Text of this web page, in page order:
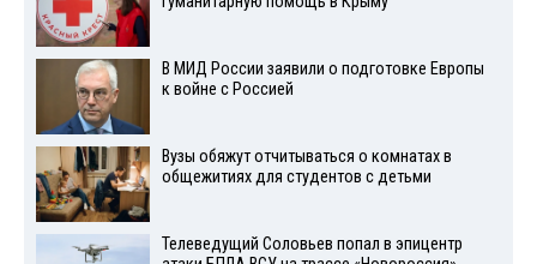
В МИД России заявили о подготовке Европы
к войне с Россией
Вузы обяжут отчитываться о комнатах в
общежитиях для студентов с детьми
Телеведущий Соловьев попал в эпицентр